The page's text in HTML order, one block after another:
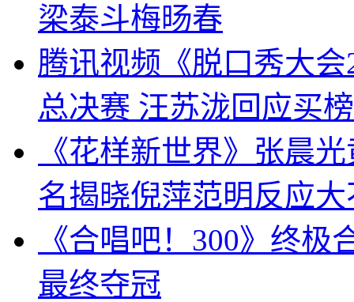
梁泰斗梅旸春
腾讯视频《脱口秀大
总决赛 汪苏泷回应买
《花样新世界》张晨
名揭晓倪萍范明反应大
《合唱吧！300》终
最终夺冠